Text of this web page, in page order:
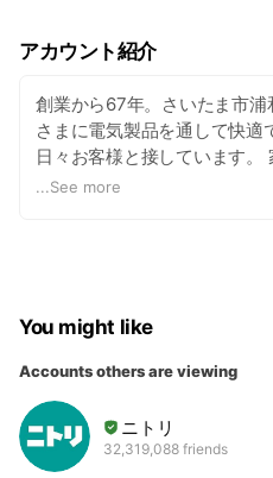
アカウント紹介
創業から67年。さいたま市
さまに電気製品を通して快
日々お客様と接しています。
エアコンや照明器具などの工
...See more
You might like
Accounts others are viewing
ニトリ
32,319,088 friends